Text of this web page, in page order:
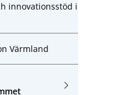
innovationsstöd i
Värmland